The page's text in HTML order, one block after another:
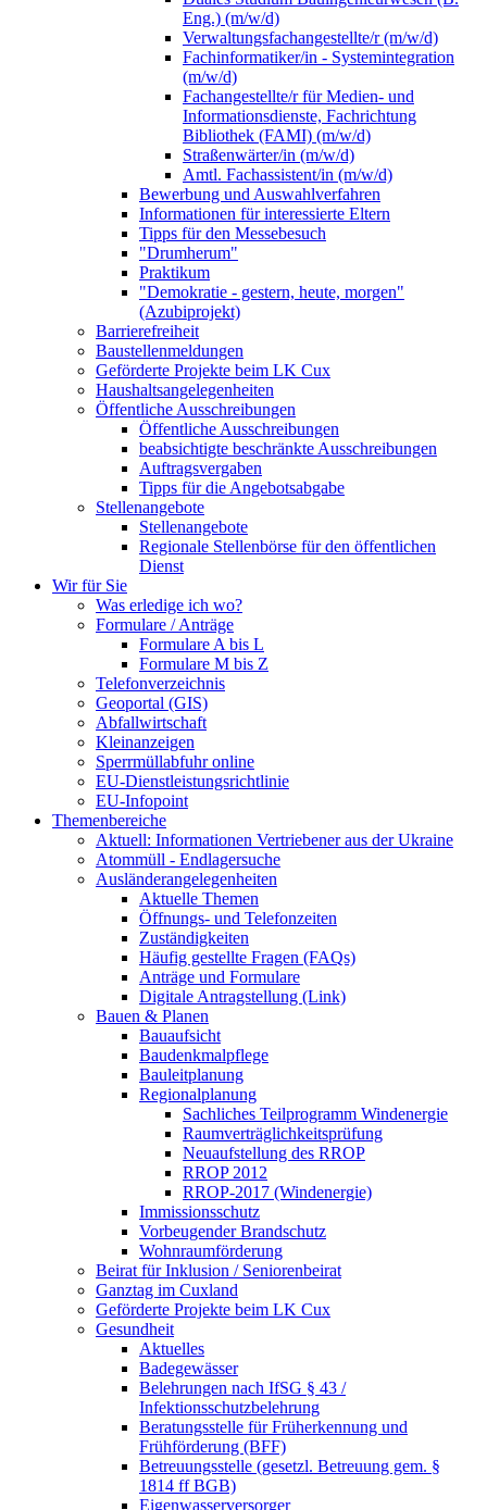
Eng.) (m/w/d)
Verwaltungsfachangestellte/r (m/w/d)
Fachinformatiker/in - Systemintegration
(m/w/d)
Fachangestellte/r für Medien- und
Informationsdienste, Fachrichtung
Bibliothek (FAMI) (m/w/d)
Straßenwärter/in (m/w/d)
Amtl. Fachassistent/in (m/w/d)
Bewerbung und Auswahlverfahren
Informationen für interessierte Eltern
Tipps für den Messebesuch
"Drumherum"
Praktikum
"Demokratie - gestern, heute, morgen"
(Azubiprojekt)
Barrierefreiheit
Baustellenmeldungen
Geförderte Projekte beim LK Cux
Haushaltsangelegenheiten
Öffentliche Ausschreibungen
Öffentliche Ausschreibungen
beabsichtigte beschränkte Ausschreibungen
Auftragsvergaben
Tipps für die Angebotsabgabe
Stellenangebote
Stellenangebote
Regionale Stellenbörse für den öffentlichen
Dienst
Wir für Sie
Was erledige ich wo?
Formulare / Anträge
Formulare A bis L
Formulare M bis Z
Telefonverzeichnis
Geoportal (GIS)
Abfallwirtschaft
Kleinanzeigen
Sperrmüllabfuhr online
EU-Dienstleistungsrichtlinie
EU-Infopoint
Themenbereiche
Aktuell: Informationen Vertriebener aus der Ukraine
Atommüll - Endlagersuche
Ausländerangelegenheiten
Aktuelle Themen
Öffnungs- und Telefonzeiten
Zuständigkeiten
Häufig gestellte Fragen (FAQs)
Anträge und Formulare
Digitale Antragstellung (Link)
Bauen & Planen
Bauaufsicht
Baudenkmalpflege
Bauleitplanung
Regionalplanung
Sachliches Teilprogramm Windenergie
Raumverträglichkeitsprüfung
Neuaufstellung des RROP
RROP 2012
RROP-2017 (Windenergie)
Immissionsschutz
Vorbeugender Brandschutz
Wohnraumförderung
Beirat für Inklusion / Seniorenbeirat
Ganztag im Cuxland
Geförderte Projekte beim LK Cux
Gesundheit
Aktuelles
Badegewässer
Belehrungen nach IfSG § 43 /
Infektionsschutzbelehrung
Beratungsstelle für Früherkennung und
Frühförderung (BFF)
Betreuungsstelle (gesetzl. Betreuung gem. §
1814 ff BGB)
Eigenwasserversorger